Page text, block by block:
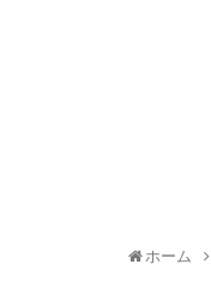
ホーム